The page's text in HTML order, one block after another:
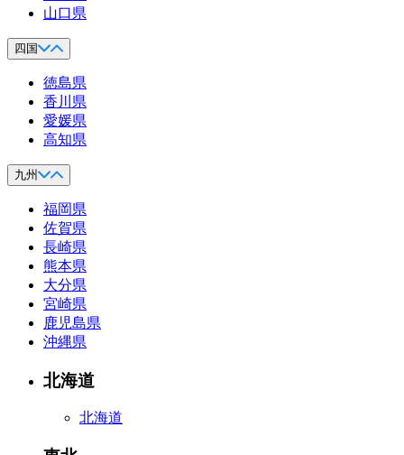
山口県
四国
徳島県
香川県
愛媛県
高知県
九州
福岡県
佐賀県
長崎県
熊本県
大分県
宮崎県
鹿児島県
沖縄県
北海道
北海道